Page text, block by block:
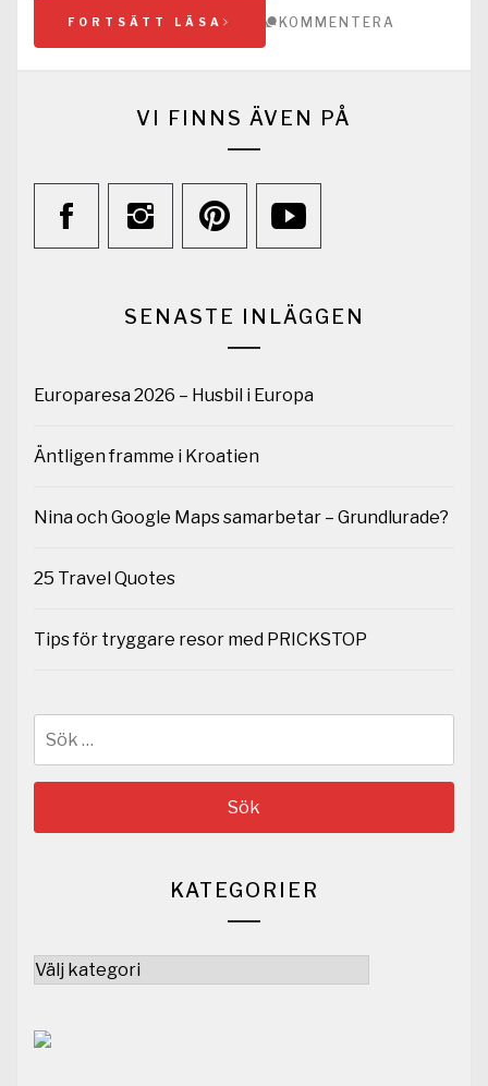
FORTSÄTT LÄSA KOMMENTERA
VI FINNS ÄVEN PÅ
SENASTE INLÄGGEN
Europaresa 2026 – Husbil i Europa
Äntligen framme i Kroatien
Nina och Google Maps samarbetar – Grundlurade?
25 Travel Quotes
Tips för tryggare resor med PRICKSTOP
KATEGORIER
Kategorier